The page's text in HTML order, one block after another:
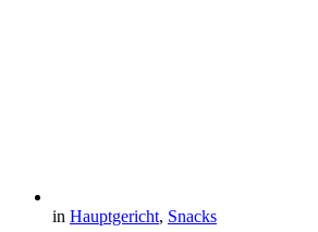
in Hauptgericht, Snacks